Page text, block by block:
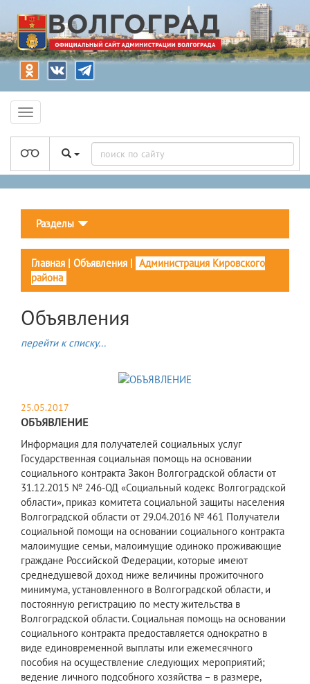
Разделы
Главная | Объявления | Администрация Кировского
района
Объявления
перейти к списку...
25.05.2017
ОБЪЯВЛЕНИЕ
Информация для получателей социальных услуг
Государственная социальная помощь на основании
социального контракта Закон Волгоградской области от
31.12.2015 № 246-ОД «Социальный кодекс Волгоградской
области», приказ комитета социальной защиты населения
Волгоградской области от 29.04.2016 № 461 Получатели
социальной помощи на основании социального контракта
малоимущие семьи, малоимущие одиноко проживающие
граждане Российской Федерации, которые имеют
среднедушевой доход ниже величины прожиточного
минимума, установленного в Волгоградской области, и
постоянную регистрацию по месту жительства в
Волгоградской области. Социальная помощь на основании
социального контракта предоставляется однократно в
виде единовременной выплаты или ежемесячного
пособия на осуществление следующих мероприятий;
ведение личного подсобного хозяйства – в размере,